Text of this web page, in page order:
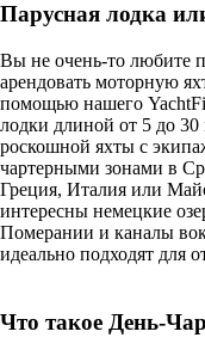
Парусная лодка
Вы не очень-то любите
арендовать моторную
помощью нашего
лодки длиной от 5 до 30
роскошной яхты с
чартерными зонами в
Греция, Италия или
интересны немецкие
Померании и каналы
идеально подходят для
Что такое День-